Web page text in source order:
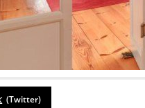
(Twitter)